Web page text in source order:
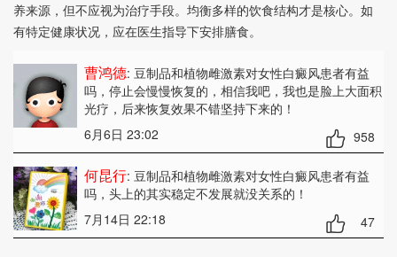
养来源，但不应视为治疗手段。均衡多样的饮食结构才是核心。如
有特定健康状况，应在医生指导下安排膳食。
曹鸿德: 豆制品和植物雌激素对女性白癜风患者有益
吗，停止会慢慢恢复的，相信我吧，我也是脸上大面积
光疗，后来恢复效果不错坚持下来的！
6月6日 23:02
958
何昆行: 豆制品和植物雌激素对女性白癜风患者有益
吗，头上的其实稳定不发展就没关系的！
7月14日 22:18
47